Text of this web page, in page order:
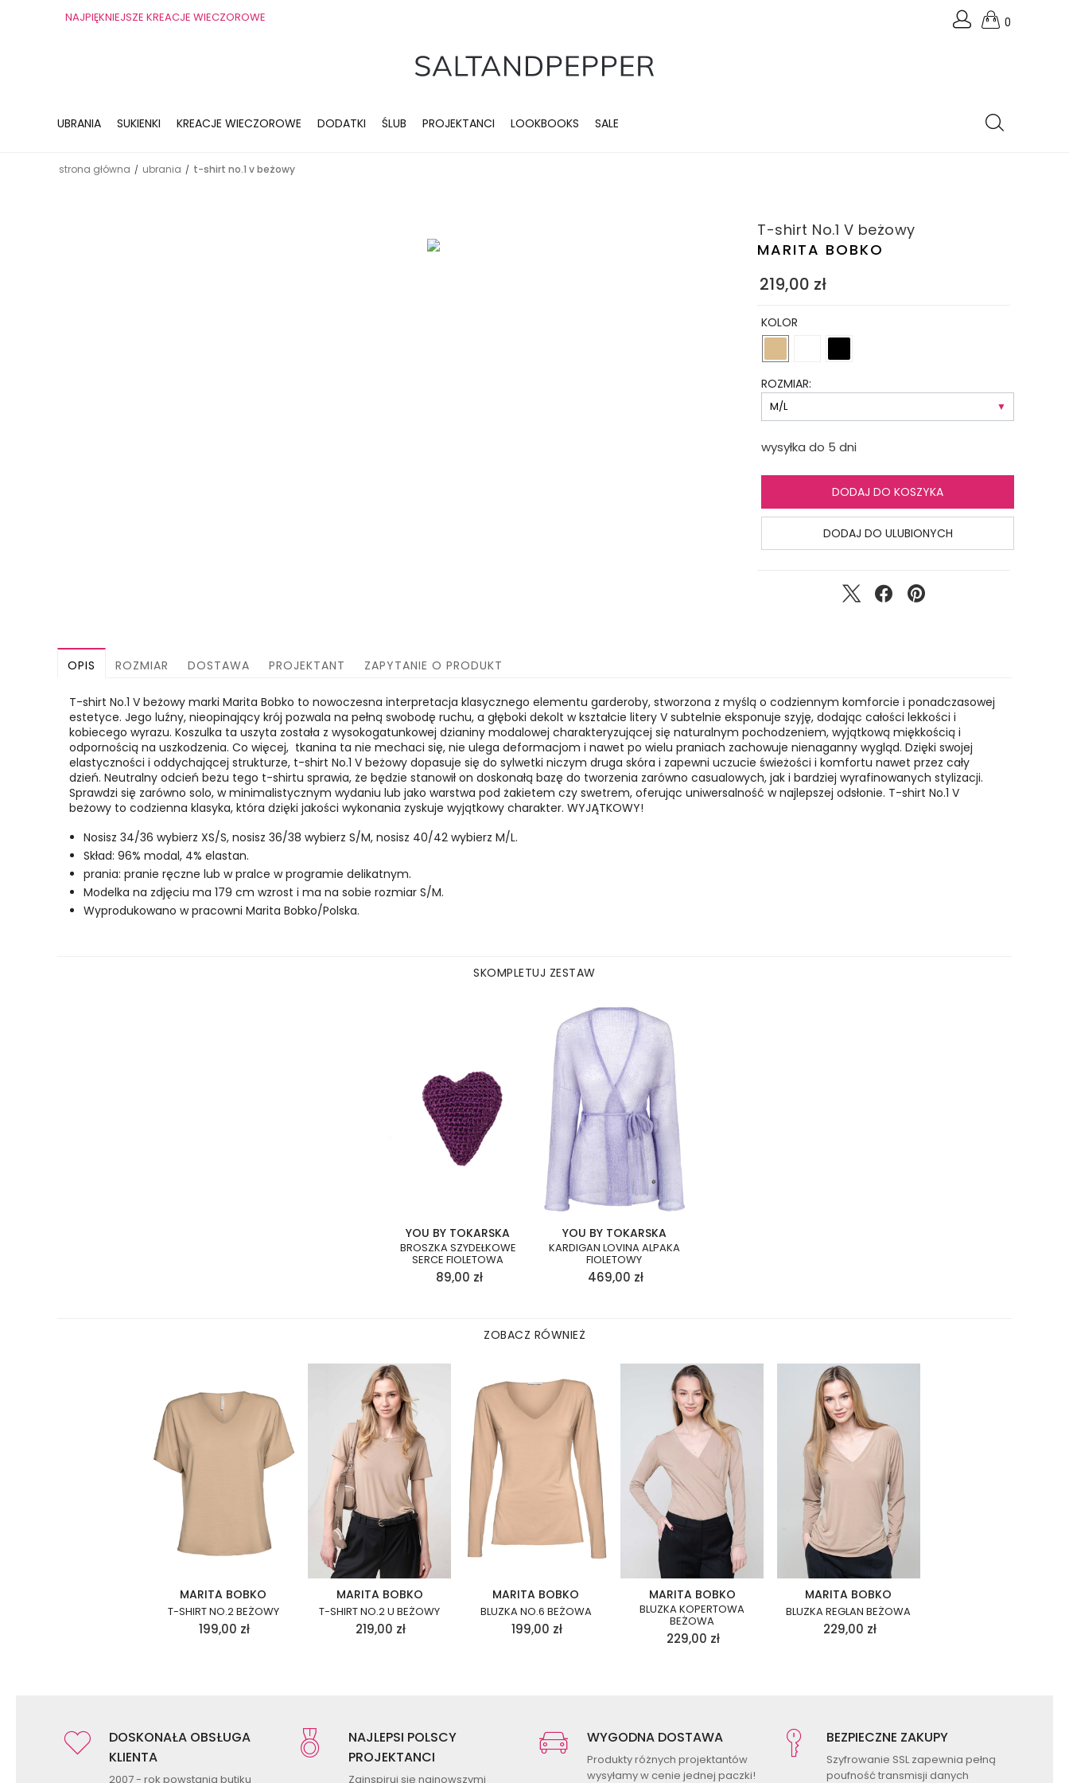
NAJPIĘKNIEJSZE KREACJE WIECZOROWE 0
UBRANIA SUKIENKI KREACJE WIECZOROWE DODATKI ŚLUB PROJEKTANCI LOOKBOOKS SALE
strona główna / ubrania / t-shirt no.1 v beżowy
T-shirt No.1 V beżowy
MARITA BOBKO
219,00 zł
KOLOR
ROZMIAR:
wysyłka do 5 dni
DODAJ DO KOSZYKA
DODAJ DO ULUBIONYCH
OPIS ROZMIAR DOSTAWA PROJEKTANT ZAPYTANIE O PRODUKT
T-shirt No.1 V beżowy marki Marita Bobko to nowoczesna interpretacja klasycznego elementu garderoby, stworzona z myślą o codziennym komforcie i ponadczasowej
estetyce. Jego luźny, nieopinający krój pozwala na pełną swobodę ruchu, a głęboki dekolt w kształcie litery V subtelnie eksponuje szyję, dodając całości lekkości i
kobiecego wyrazu. Koszulka ta uszyta została z wysokogatunkowej dzianiny modalowej charakteryzującej się naturalnym pochodzeniem, wyjątkową miękkością i
odpornością na uszkodzenia. Co więcej, tkanina ta nie mechaci się, nie ulega deformacjom i nawet po wielu praniach zachowuje nienaganny wygląd. Dzięki swojej
elastyczności i oddychającej strukturze, t-shirt No.1 V beżowy dopasuje się do sylwetki niczym druga skóra i zapewni uczucie świeżości i komfortu nawet przez cały
dzień. Neutralny odcień beżu tego t-shirtu sprawia, że będzie stanowił on doskonałą bazę do tworzenia zarówno casualowych, jak i bardziej wyrafinowanych stylizacji.
Sprawdzi się zarówno solo, w minimalistycznym wydaniu lub jako warstwa pod żakietem czy swetrem, oferując uniwersalność w najlepszej odsłonie. T-shirt No.1 V
beżowy to codzienna klasyka, która dzięki jakości wykonania zyskuje wyjątkowy charakter. WYJĄTKOWY!
Nosisz 34/36 wybierz XS/S, nosisz 36/38 wybierz S/M, nosisz 40/42 wybierz M/L.
Skład: 96% modal, 4% elastan.
prania: pranie ręczne lub w pralce w programie delikatnym.
Modelka na zdjęciu ma 179 cm wzrost i ma na sobie rozmiar S/M.
Wyprodukowano w pracowni Marita Bobko/Polska.
SKOMPLETUJ ZESTAW
YOU BY TOKARSKA
BROSZKA SZYDEŁKOWE
SERCE FIOLETOWA
89,00 zł
YOU BY TOKARSKA
KARDIGAN LOVINA ALPAKA
FIOLETOWY
469,00 zł
ZOBACZ RÓWNIEŻ
MARITA BOBKO
T-SHIRT NO.2 BEŻOWY
199,00 zł
MARITA BOBKO
T-SHIRT NO.2 U BEŻOWY
219,00 zł
MARITA BOBKO
BLUZKA NO.6 BEŻOWA
199,00 zł
MARITA BOBKO
BLUZKA KOPERTOWA
BEŻOWA
229,00 zł
MARITA BOBKO
BLUZKA REGLAN BEŻOWA
229,00 zł
DOSKONAŁA OBSŁUGA
KLIENTA
2007 - rok powstania butiku
NAJLEPSI POLSCY
PROJEKTANCI
Zainspiruj się najnowszymi
WYGODNA DOSTAWA
Produkty różnych projektantów
wysyłamy w cenie jednej paczki!
BEZPIECZNE ZAKUPY
Szyfrowanie SSL zapewnia pełną
poufność transmisji danych